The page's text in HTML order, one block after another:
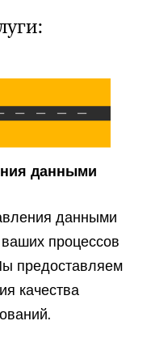
данными
данными
процессов
предоставляем
качества